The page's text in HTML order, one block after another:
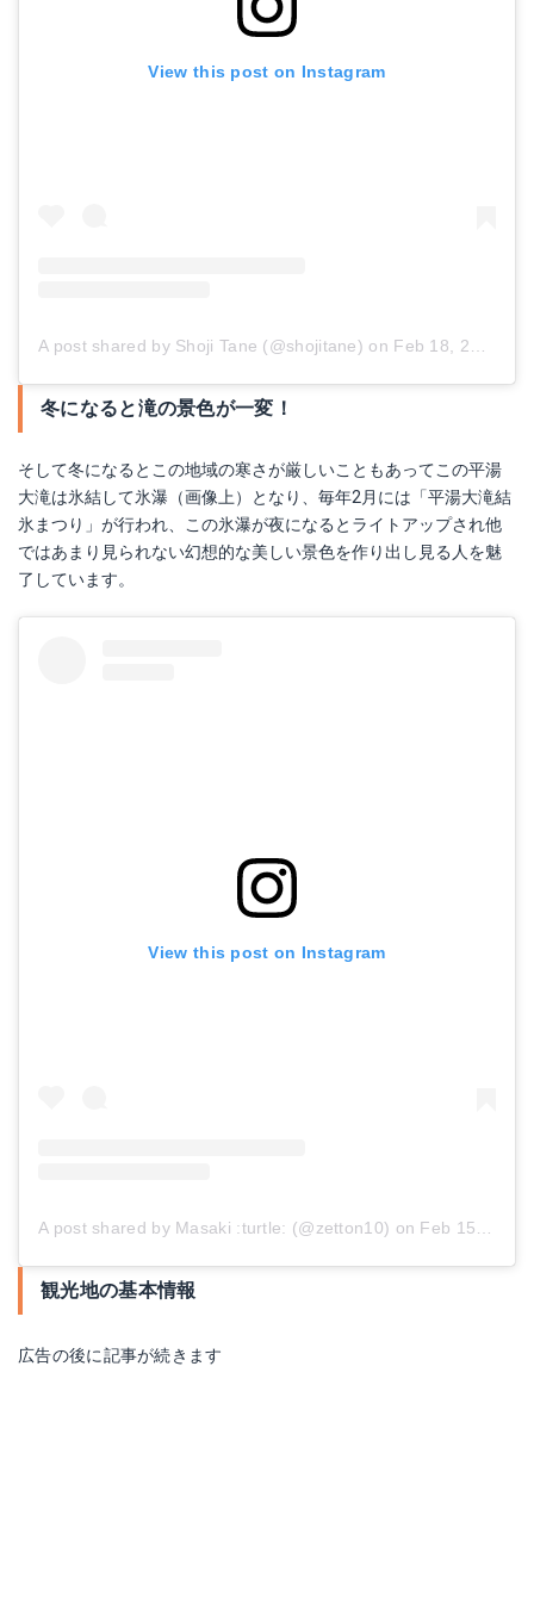
View this post on Instagram
A post shared by Shoji Tane (@shojitane) on Feb 18, 2018 at 1:38am PST
冬になると滝の景色が一変！
そして冬になるとこの地域の寒さが厳しいこともあってこの平湯
大滝は氷結して氷瀑（画像上）となり、毎年2月には「平湯大滝結
氷まつり」が行われ、この氷瀑が夜になるとライトアップされ他
ではあまり見られない幻想的な美しい景色を作り出し見る人を魅
了しています。
View this post on Instagram
A post shared by Masaki :turtle: (@zetton10) on Feb 15, 2016 at 3:25pm PST
観光地の基本情報
広告の後に記事が続きます